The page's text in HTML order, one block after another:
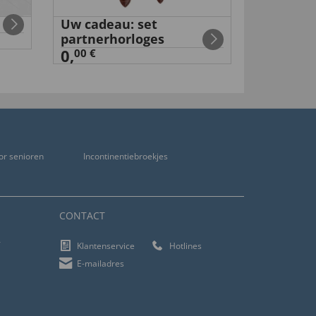
Uw cadeau: set
partnerhorloges
0,00 €
senioren Incontinentiebroekjes
CONTACT
Klantenservice
Hotlines
E-mailadres